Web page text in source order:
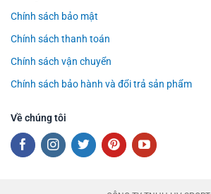
Chính sách bảo mật
Chính sách thanh toán
Chính sách vận chuyển
Chính sách bảo hành và đổi trả sản phẩm
Về chúng tôi